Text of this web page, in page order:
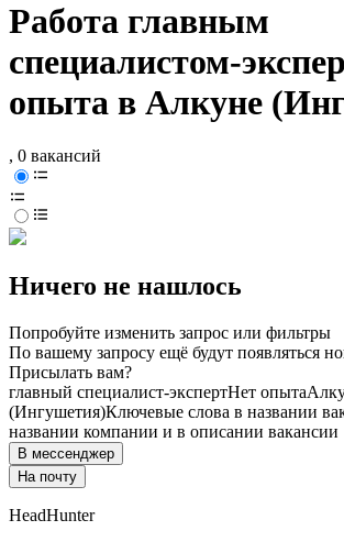
Работа главным
специалистом-
опыта в Алкуне
, 0 вакансий
Ничего не нашлось
Попробуйте изменить запрос или фильтры
По вашему запросу ещё будут появляться
Присылать вам?
главный специалист-экспертНет опыта
(Ингушетия)Ключевые слова в названии
названии компании и в описании вакансии
В мессенджер
На почту
HeadHunter